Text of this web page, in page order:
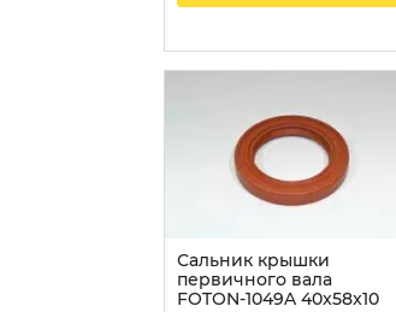
Сальник крышки
первичного вала
FOTON-1049A 40x58x10